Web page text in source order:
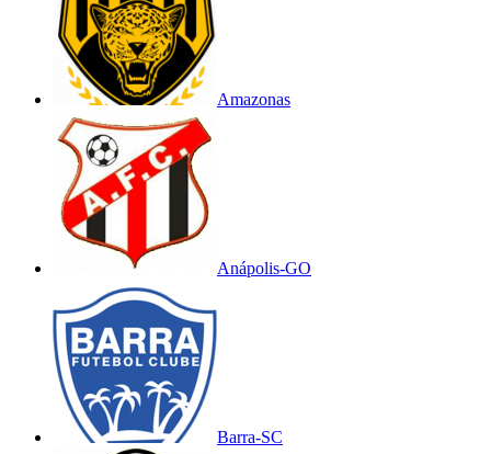
Amazonas
Anápolis-GO
Barra-SC